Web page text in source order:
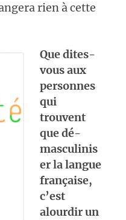
rien à cette
Que dites-
vous aux
personnes
qui
trouvent
que dé-
masculinis
er la langue
française,
c’est
alourdir un